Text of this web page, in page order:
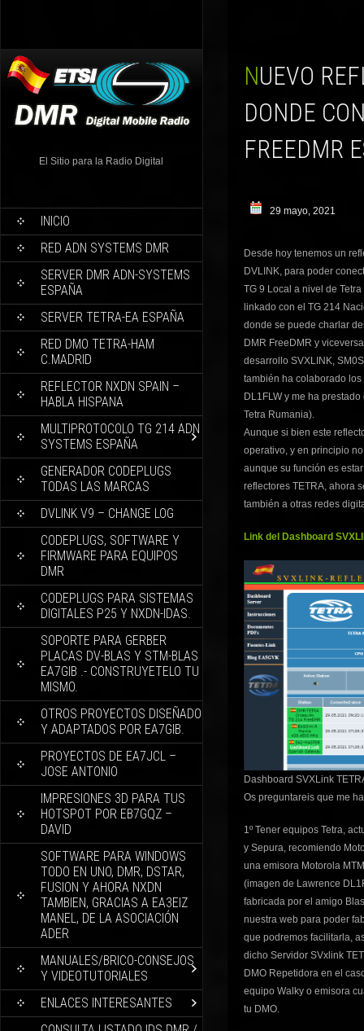
El Sitio para la Radio Digital
INICIO
RED ADN SYSTEMS DMR
SERVER DMR ADN-SYSTEMS
ESPAÑA
SERVER TETRA-EA ESPAÑA
RED DMO TETRA-HAM
C.MADRID
REFLECTOR NXDN SPAIN –
HABLA HISPANA
MULTIPROTOCOLO TG 214 ADN
SYSTEMS ESPAÑA
GENERADOR CODEPLUGS
TODAS LAS MARCAS
DVLINK V9 – CHANGE LOG
CODEPLUGS, SOFTWARE Y
FIRMWARE PARA EQUIPOS
DMR
CODEPLUGS PARA SISTEMAS
DIGITALES P25 Y NXDN-IDAS.
SOPORTE PARA GERBER
PLACAS DV-BLAS Y STM-BLAS
EA7GIB .- CONSTRUYETELO TU
MISMO.
OTROS PROYECTOS DISEÑADO
Y ADAPTADOS POR EA7GIB.
PROYECTOS DE EA7JCL –
JOSE ANTONIO
IMPRESIONES 3D PARA TUS
HOTSPOT POR EB7GQZ –
DAVID
SOFTWARE PARA WINDOWS
TODO EN UNO, DMR, DSTAR,
FUSION Y AHORA NXDN
TAMBIEN, GRACIAS A EA3EIZ
MANEL, DE LA ASOCIACIÓN
ADER
MANUALES/BRICO-CONSEJOS
Y VIDEOTUTORIALES
ENLACES INTERESANTES
NUEVO REFLECTOR-MASTER PARA SVXLINK-TETRA
DONDE
FREEDMR
29 mayo, 2021
Desde hoy tenemos un
DVLINK, para poder
TG 9 Local a nivel de
linkado con el TG 214
donde se puede charlar
DMR FreeDMR y
desarrollo SVXLINK,
también ha colaborado
DL1FLW y me ha
Tetra Rumania).
Aunque si bien este
operativo, y en principio
aunque su función es
reflectores TETRA, ahora
también a otras redes
Link del Dashboard
Dashboard SVXLink
Os preguntareis que me
1º Tener equipos Tetra,
y Sepura, recomiendo
una emisora Motorola
(imagen de Lawrence
fabricada por el amigo
nuestra web para poder
que podremos facilitarla,
dicho Servidor SVxlink
DMO Repetidora en el
equipo Walky o emisora
tu DMO.